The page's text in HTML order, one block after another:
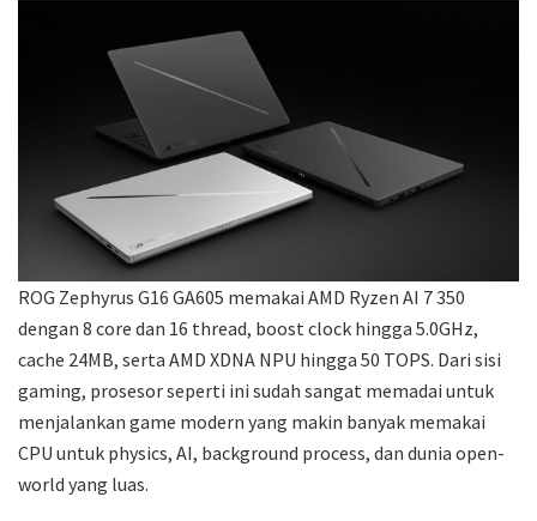
ROG Zephyrus G16 GA605 memakai AMD Ryzen AI 7 350
dengan 8 core dan 16 thread, boost clock hingga 5.0GHz,
cache 24MB, serta AMD XDNA NPU hingga 50 TOPS. Dari sisi
gaming, prosesor seperti ini sudah sangat memadai untuk
menjalankan game modern yang makin banyak memakai
CPU untuk physics, AI, background process, dan dunia open-
world yang luas.